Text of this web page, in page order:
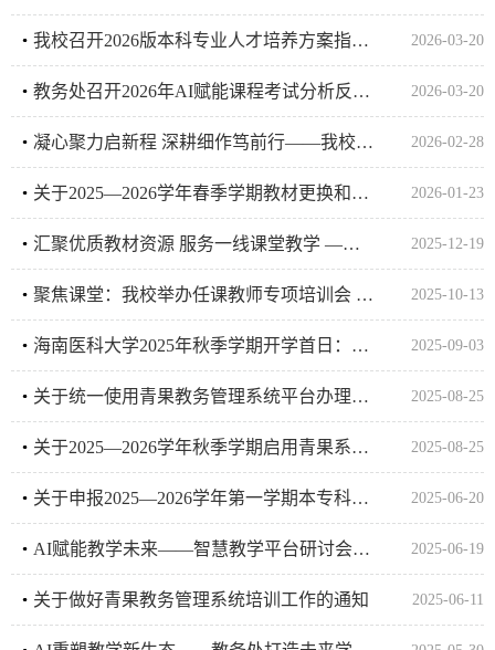
我校召开2026版本科专业人才培养方案指导意见宣讲会 2026-03-20
教务处召开2026年AI赋能课程考试分析反馈交流会 2026-03-20
凝心聚力启新程 深耕细作笃前行——我校召开2025—2026学年第二学期教学准备工作会 2026-02-28
关于2025—2026学年春季学期教材更换和新开课程教材选用结果的公示 2026-01-23
汇聚优质教材资源 服务一线课堂教学 ——我校开展教材巡展活动 2025-12-19
聚焦课堂：我校举办任课教师专项培训会 全面提升课堂教学质量 2025-10-13
海南医科大学2025年秋季学期开学首日：启航医学新篇 2025-09-03
关于统一使用青果教务管理系统平台办理教室借用申请的通知 2025-08-25
关于2025—2026学年秋季学期启用青果系统办理调停课申请的通知 2025-08-25
关于申报2025—2026学年第一学期本专科公共选修课与本科专业拓展选修课的通知 2025-06-20
AI赋能教学未来——智慧教学平台研讨会成功举办 2025-06-19
关于做好青果教务管理系统培训工作的通知 2025-06-11